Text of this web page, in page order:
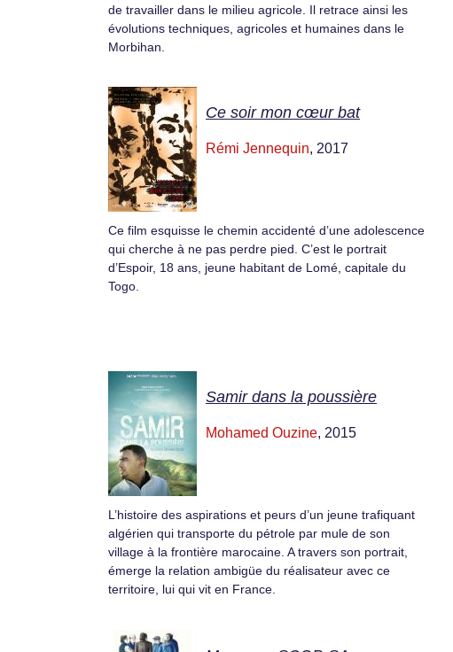
de travailler dans le milieu agricole. Il retrace ainsi les
évolutions techniques, agricoles et humaines dans le
Morbihan.
Ce soir mon cœur bat
Rémi Jennequin, 2017
Ce film esquisse le chemin accidenté d’une adolescence
qui cherche à ne pas perdre pied. C’est le portrait
d’Espoir, 18 ans, jeune habitant de Lomé, capitale du
Togo.
Samir dans la poussière
Mohamed Ouzine, 2015
L’histoire des aspirations et peurs d’un jeune trafiquant
algérien qui transporte du pétrole par mule de son
village à la frontière marocaine. A travers son portrait,
émerge la relation ambigüe du réalisateur avec ce
territoire, lui qui vit en France.